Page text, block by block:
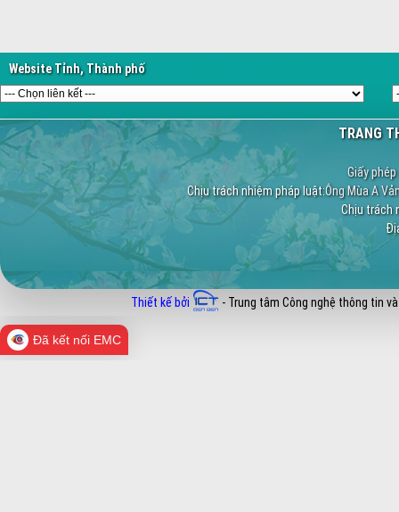
Website Tỉnh, Thành phố
TRANG
Giấy
Chịu trách nhiệm pháp luật:Ông Mùa A
Chịu trách
Thiết kế bởi - Trung tâm Công nghệ thông tin
Đã kết nối EMC